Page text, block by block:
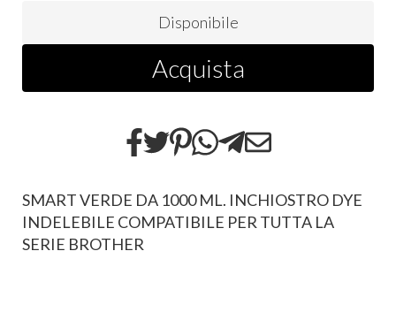
Disponibile
Acquista
SMART VERDE DA 1000 ML. INCHIOSTRO DYE
INDELEBILE COMPATIBILE PER TUTTA LA
SERIE BROTHER